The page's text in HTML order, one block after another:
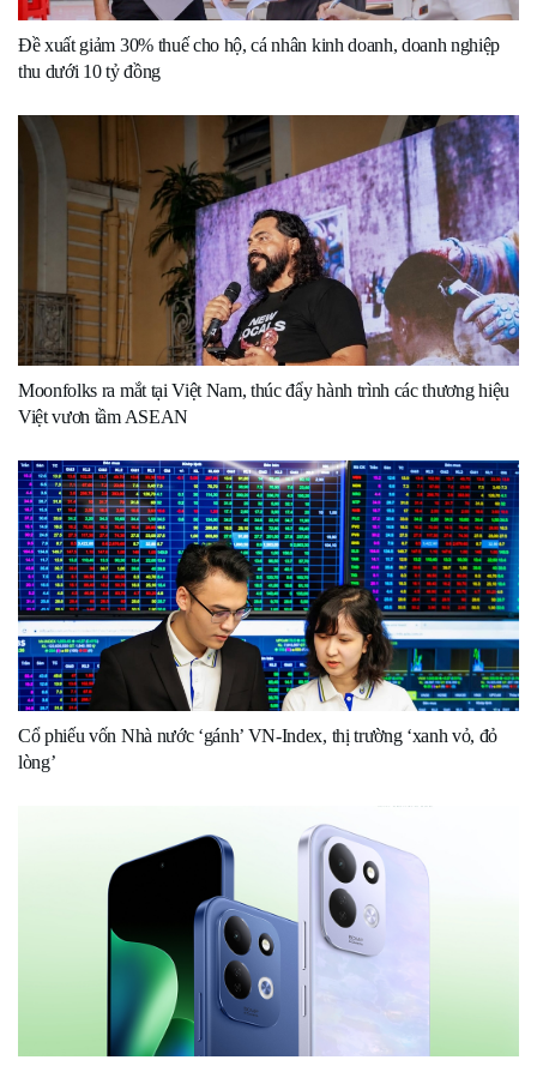
Đề xuất giảm 30% thuế cho hộ, cá nhân kinh doanh, doanh nghiệp
thu dưới 10 tỷ đồng
Moonfolks ra mắt tại Việt Nam, thúc đẩy hành trình các thương hiệu
Việt vươn tầm ASEAN
Cổ phiếu vốn Nhà nước ‘gánh’ VN-Index, thị trường ‘xanh vỏ, đỏ
lòng’